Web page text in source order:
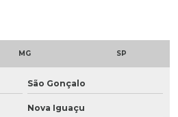
MG SP
São Gonçalo
Nova Iguaçu